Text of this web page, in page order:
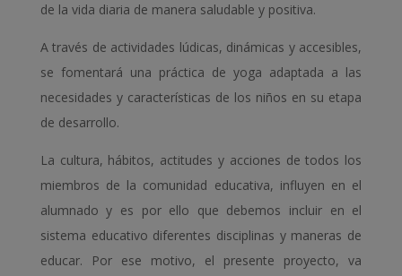
de la vida diaria de manera saludable y positiva.
A través de actividades lúdicas, dinámicas y accesibles,
se fomentará una práctica de yoga adaptada a las
necesidades y características de los niños en su etapa
de desarrollo.
La cultura, hábitos, actitudes y acciones de todos los
miembros de la comunidad educativa, influyen en el
alumnado y es por ello que debemos incluir en el
sistema educativo diferentes disciplinas y maneras de
educar. Por ese motivo, el presente proyecto, va